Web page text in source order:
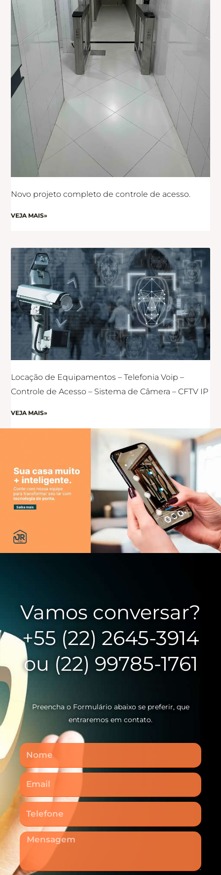
Novo projeto completo de controle de acesso.
VEJA MAIS»
Locação de Equipamentos – Telefonia Voip –
Controle de Acesso – Sistema de Câmera – CFTV IP
VEJA MAIS»
Vamos conversar?
+55 (22) 2645-3914
ou (22) 99785-1761
Preencha o Formulário abaixo se preferir, que
entraremos em contato.
Nome
Email
Telefone
Mensagem